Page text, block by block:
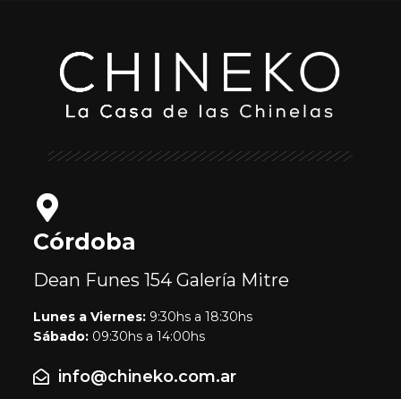
Córdoba
Dean Funes 154Galería Mitre
Lunes a Viernes: 9:30hs a 18:30hs
Sábado: 09:30hs a 14:00hs
info@chineko.com.ar